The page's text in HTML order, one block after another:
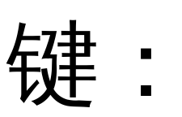
键：